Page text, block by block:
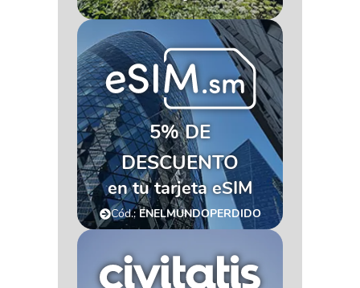
5% DE
DESCUENTO
en tu tarjeta eSIM
Cód.:ENELMUNDOPERDIDO